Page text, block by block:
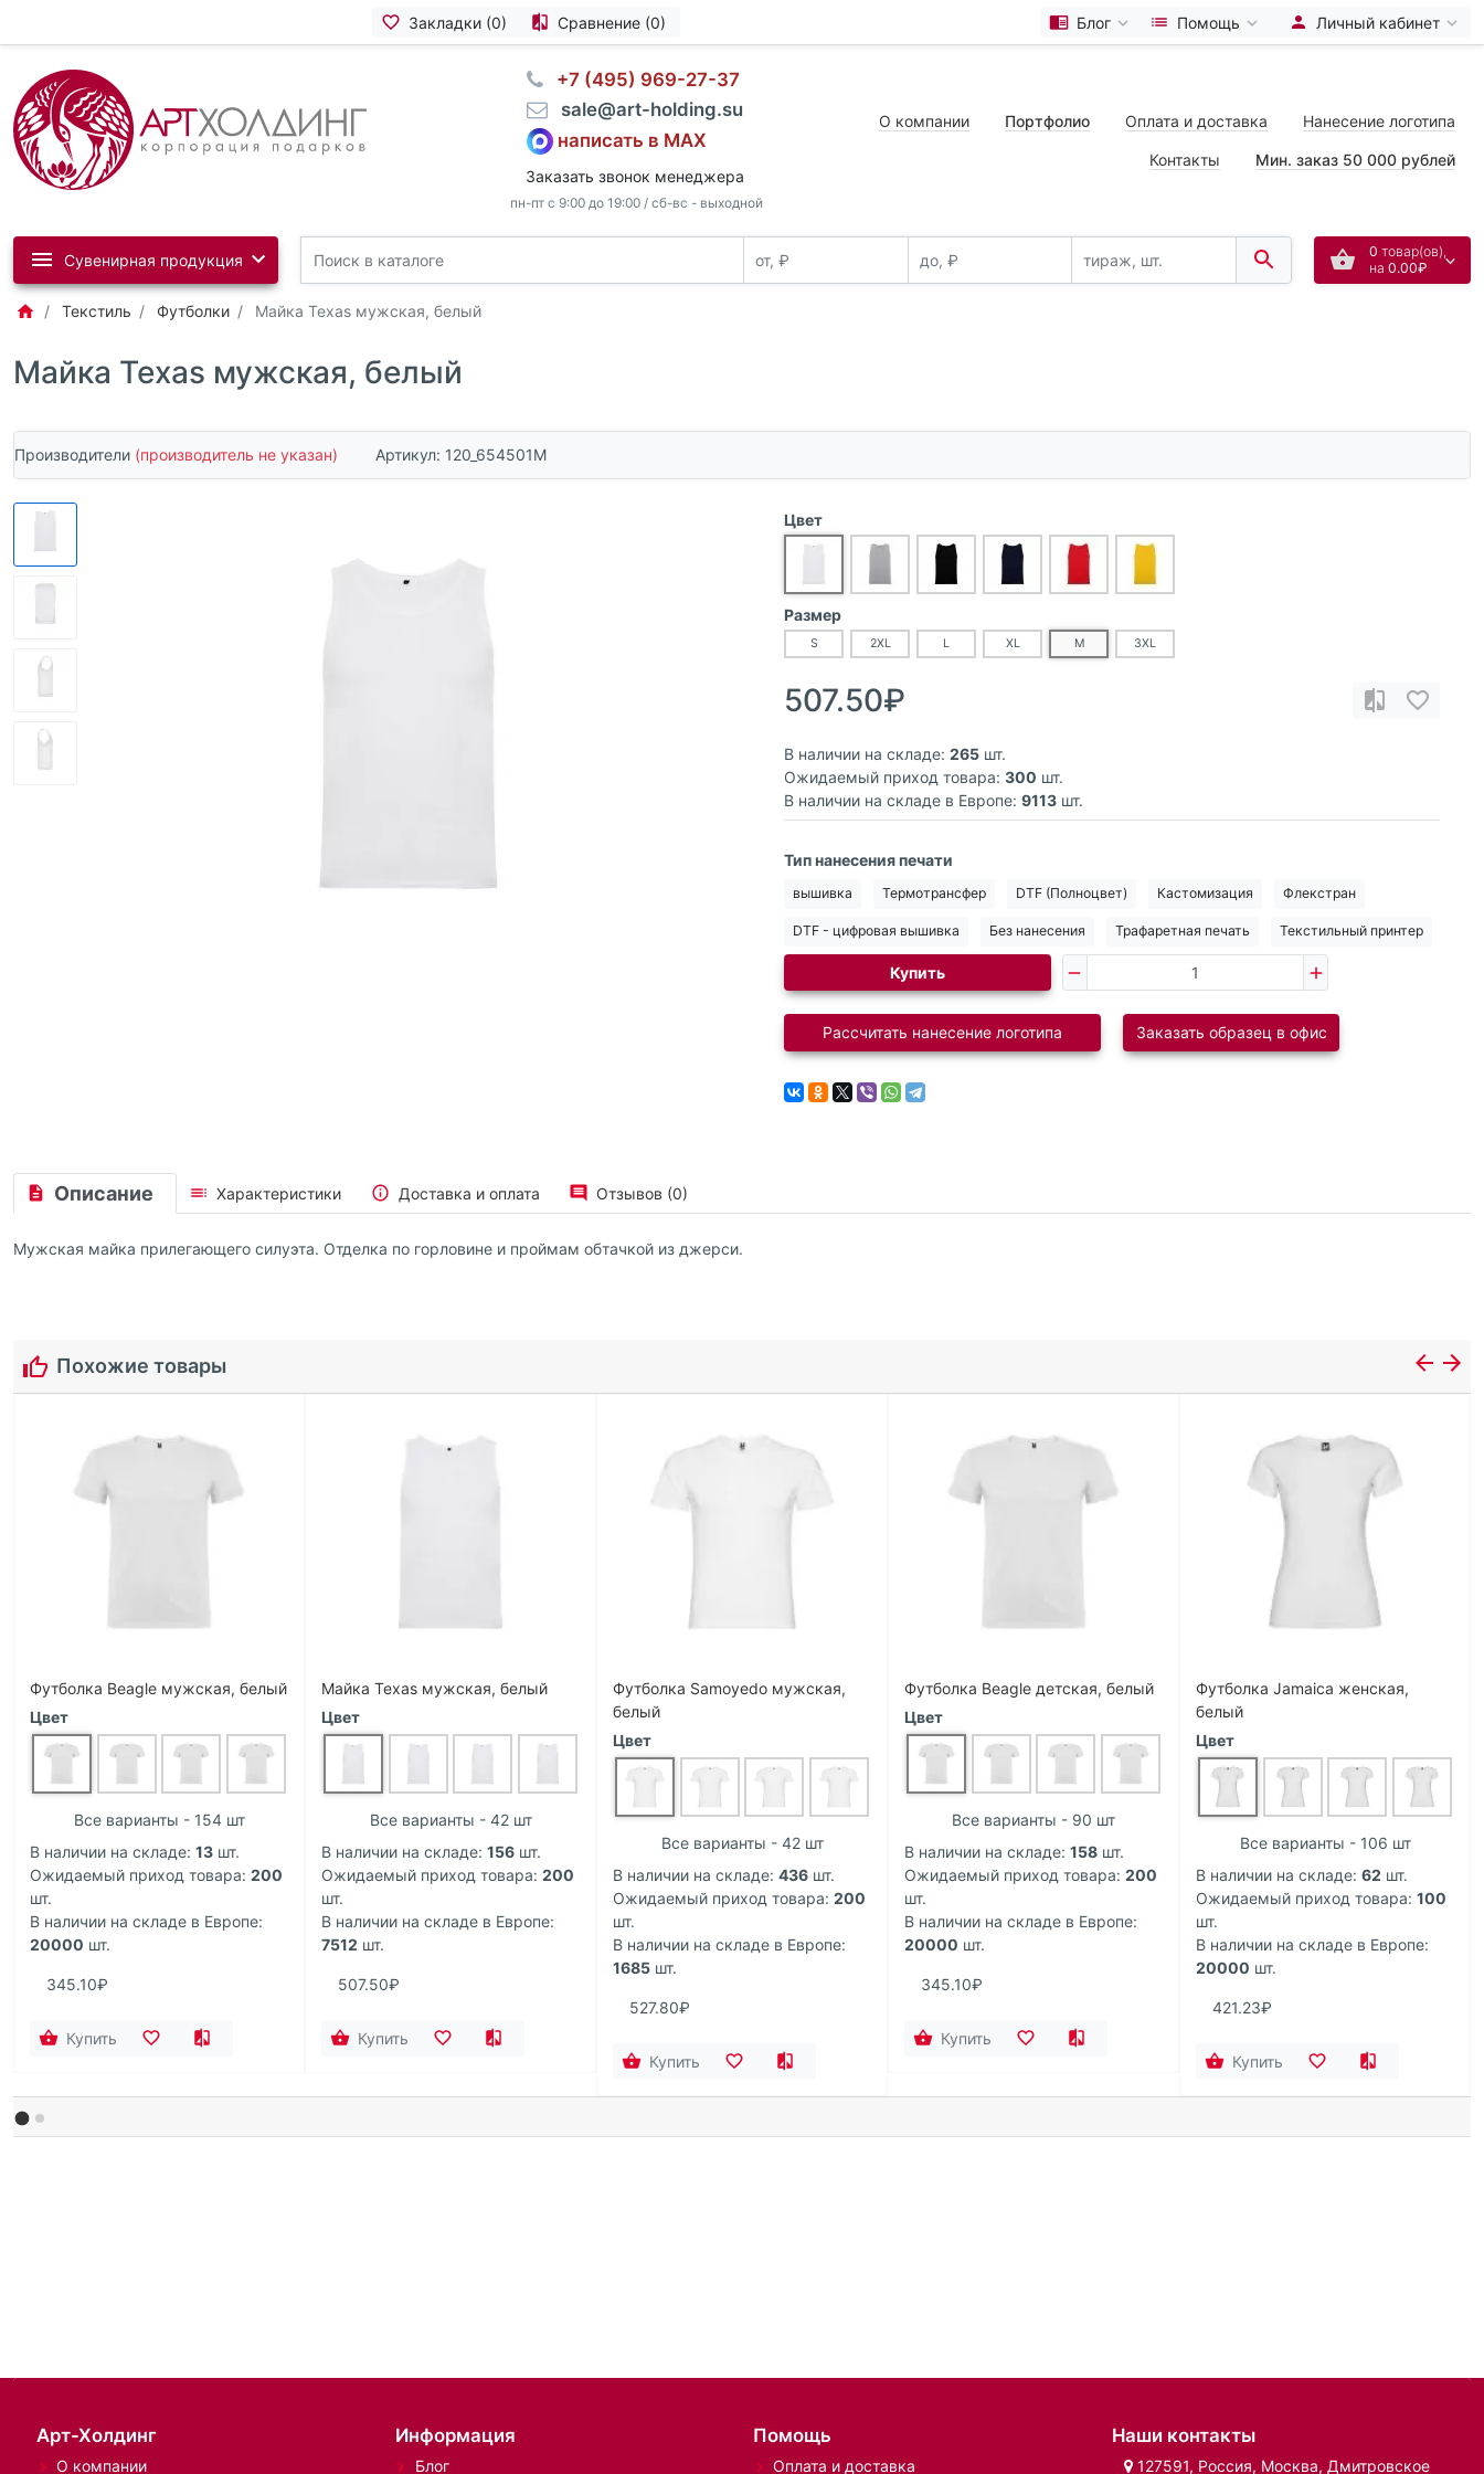
Закладки (0) Сравнение (0) Блог Помощь Личный кабинет
⠀+7 (495) 969-27-37
⠀sale@art-holding.su
написать в MAX
Заказать звонок менеджера
пн-пт с 9:00 до 19:00 / сб-вс - выходной
О компании Портфолио Оплата и доставка Нанесение логотипа
Контакты Мин. заказ 50 000 рублей
0 товар(ов),
на 0.00₽
Сувенирная продукция
Текстиль Футболки Майка Texas мужская, белый
Майка Texas мужская, белый
Производители (производитель не указан) Артикул: 120_654501M
Цвет
Размер
S 2XL L XL M 3XL
507.50₽
В наличии на складе: 265 шт.
Ожидаемый приход товара: 300 шт.
В наличии на складе в Европе: 9113 шт.
Тип нанесения печати
вышивка Термотрансфер DTF (Полноцвет) Кастомизация Флекстран
DTF - цифровая вышивка Без нанесения Трафаретная печать Текстильный принтер
Купить
Рассчитать нанесение логотипа Заказать образец в офис
Описание Характеристики Доставка и оплата Отзывов (0)
Мужская майка прилегающего силуэта. Отделка по горловине и проймам обтачкой из джерси.
Похожие товары
Футболка Beagle мужская, белый
Цвет
Все варианты - 154 шт
В наличии на складе: 13 шт.
Ожидаемый приход товара: 200
шт.
В наличии на складе в Европе:
20000 шт.
345.10₽
Купить
Майка Texas мужская, белый
Цвет
Все варианты - 42 шт
В наличии на складе: 156 шт.
Ожидаемый приход товара: 200
шт.
В наличии на складе в Европе:
7512 шт.
507.50₽
Купить
Футболка Samoyedo мужская,
белый
Цвет
Все варианты - 42 шт
В наличии на складе: 436 шт.
Ожидаемый приход товара: 200
шт.
В наличии на складе в Европе:
1685 шт.
527.80₽
Купить
Футболка Beagle детская, белый
Цвет
Все варианты - 90 шт
В наличии на складе: 158 шт.
Ожидаемый приход товара: 200
шт.
В наличии на складе в Европе:
20000 шт.
345.10₽
Купить
Футболка Jamaica женская,
белый
Цвет
Все варианты - 106 шт
В наличии на складе: 62 шт.
Ожидаемый приход товара: 100
шт.
В наличии на складе в Европе:
20000 шт.
421.23₽
Купить
Арт-Холдинг
О компании
Информация
Блог
Помощь
Оплата и доставка
Наши контакты
127591, Россия, Москва, Дмитровское